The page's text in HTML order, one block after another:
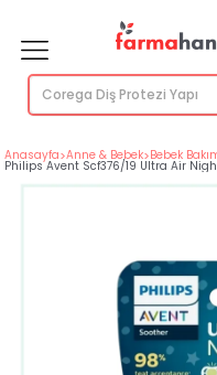
Anasayfa>Anne & Bebek>Bebek
Philips Avent Scf376/19 Ultra Air